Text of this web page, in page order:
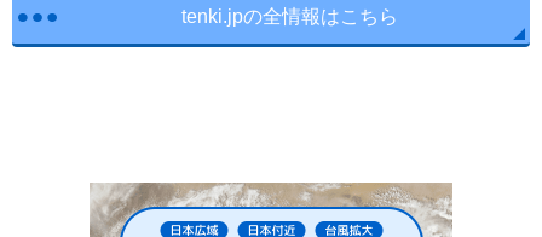
tenki.jpの全情報はこちら